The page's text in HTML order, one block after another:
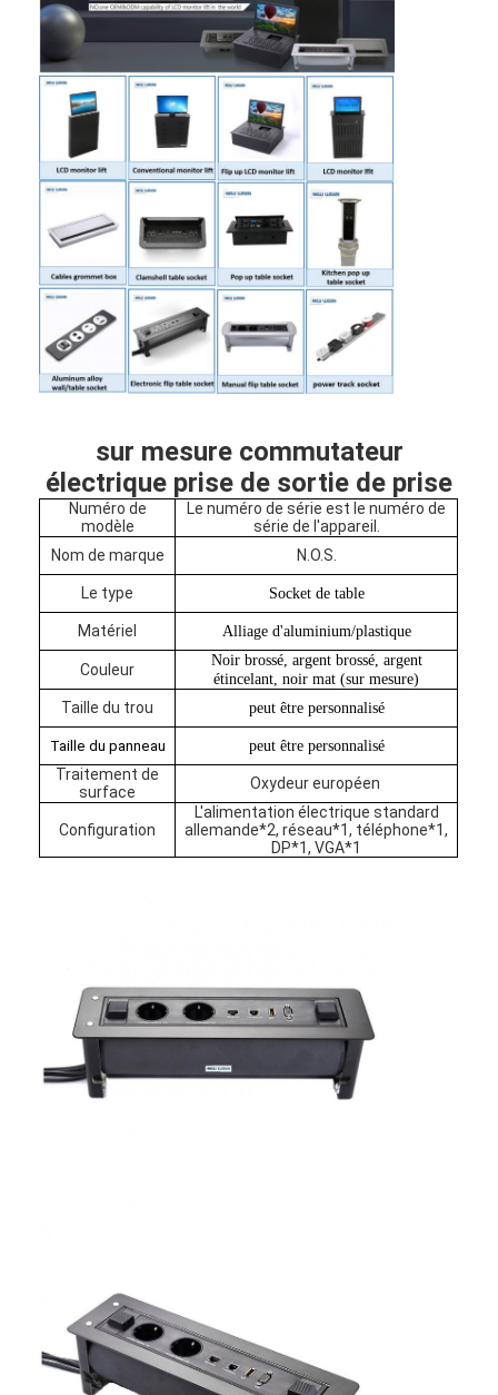
Aperçu
Contact
Parlez Maintenant.
Moniteur à défilement
Une prise de bureau pop-up
sur mesure commutateur
électrique prise de sortie de prise
Numéro de
modèle
Le numéro de série est le numéro de
série de l'appareil.
Nom de marque
N.O.S.
Le type Socket de table
Matériel Alliage d'aluminium/plastique
Couleur
Noir brossé, argent brossé, argent
étincelant, noir mat (sur mesure)
Taille du trou peut être personnalisé
Taille du panneau peut être personnalisé
Traitement de
surface
Oxydeur européen
Configuration
L'alimentation électrique standard
allemande*2, réseau*1, téléphone*1,
DP*1, VGA*1